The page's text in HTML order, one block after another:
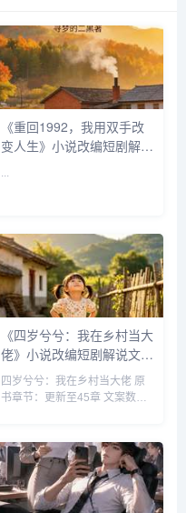
《重回1992，我用双手改
变人生》小说改编短剧解说
...
《四岁兮兮：我在乡村当大
佬》小说改编短剧解说文案
全网独家下载
四岁兮兮：我在乡村当大佬 原
书章节：更新至45章 文案数：